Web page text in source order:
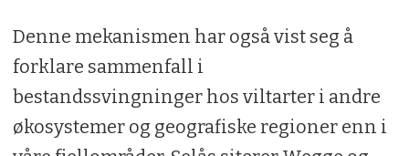
Denne mekanismen har også vist seg å
forklare sammenfall i
bestandssvingninger hos viltarter i andre
økosystemer og geografiske regioner enn i